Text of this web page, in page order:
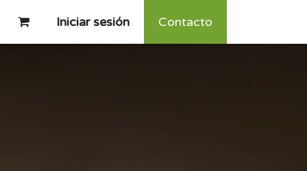
Iniciar sesión Contacto